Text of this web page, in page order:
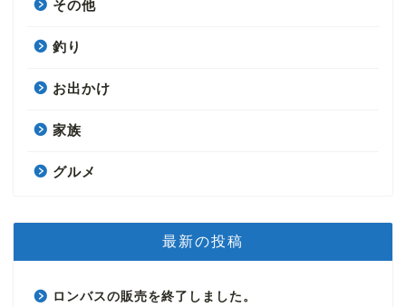
その他
釣り
お出かけ
家族
グルメ
最新の投稿
ロンバスの販売を終了しました。